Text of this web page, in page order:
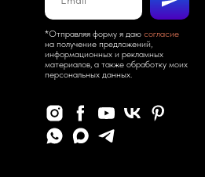
*Отправляя форму я даю согласие
на получение предложений,
информационных и рекламных
материалов, а также обработку моих
персональных данных.